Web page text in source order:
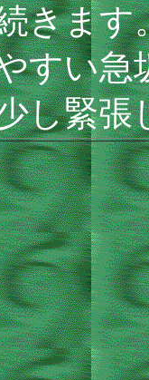
きます
すい急
し緊張